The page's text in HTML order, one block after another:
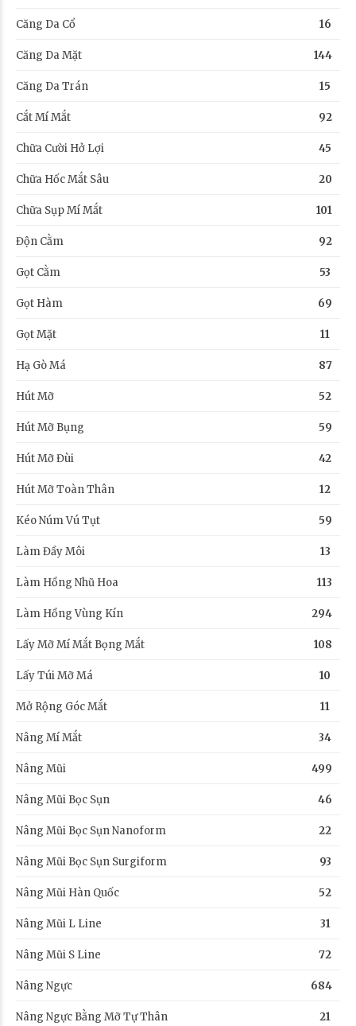
Căng Da Cổ 16
Căng Da Mặt 144
Căng Da Trán 15
Cắt Mí Mắt 92
Chữa Cười Hở Lợi 45
Chữa Hốc Mắt Sâu 20
Chữa Sụp Mí Mắt 101
Độn Cằm 92
Gọt Cằm 53
Gọt Hàm 69
Gọt Mặt 11
Hạ Gò Má 87
Hút Mỡ 52
Hút Mỡ Bụng 59
Hút Mỡ Đùi 42
Hút Mỡ Toàn Thân 12
Kéo Núm Vú Tụt 59
Làm Đầy Môi 13
Làm Hồng Nhũ Hoa 113
Làm Hồng Vùng Kín 294
Lấy Mỡ Mí Mắt Bọng Mắt 108
Lấy Túi Mỡ Má 10
Mở Rộng Góc Mắt 11
Nâng Mí Mắt 34
Nâng Mũi 499
Nâng Mũi Bọc Sụn 46
Nâng Mũi Bọc Sụn Nanoform 22
Nâng Mũi Bọc Sụn Surgiform 93
Nâng Mũi Hàn Quốc 52
Nâng Mũi L Line 31
Nâng Mũi S Line 72
Nâng Ngực 684
Nâng Ngực Bằng Mỡ Tự Thân 21